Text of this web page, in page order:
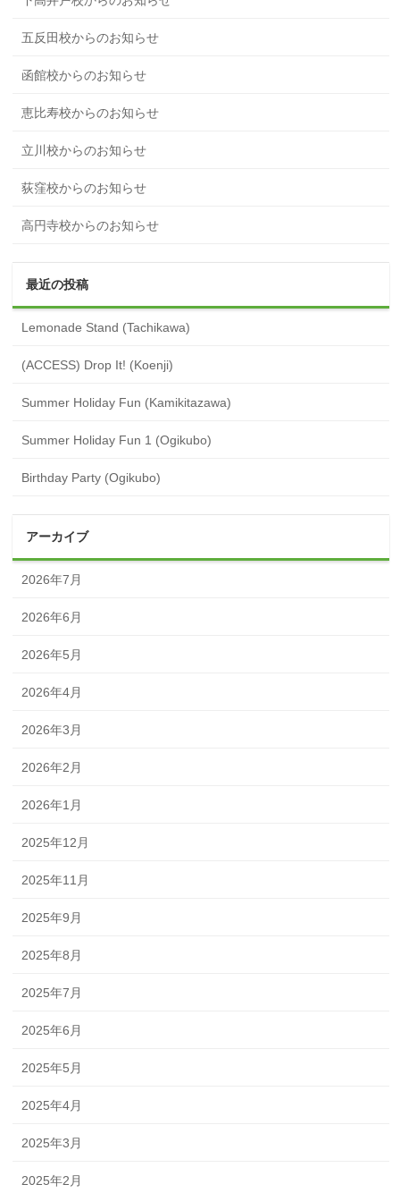
五反田校からのお知らせ
函館校からのお知らせ
恵比寿校からのお知らせ
立川校からのお知らせ
荻窪校からのお知らせ
高円寺校からのお知らせ
最近の投稿
Lemonade Stand (Tachikawa)
(ACCESS) Drop It! (Koenji)
Summer Holiday Fun (Kamikitazawa)
Summer Holiday Fun 1 (Ogikubo)
Birthday Party (Ogikubo)
アーカイブ
2026年7月
2026年6月
2026年5月
2026年4月
2026年3月
2026年2月
2026年1月
2025年12月
2025年11月
2025年9月
2025年8月
2025年7月
2025年6月
2025年5月
2025年4月
2025年3月
2025年2月